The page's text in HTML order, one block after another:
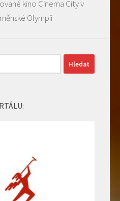
kino Cinema City v
Olympii